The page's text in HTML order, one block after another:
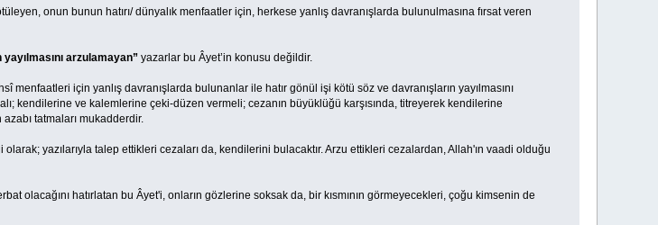
onun bunun hatırı/ dünyalık menfaatler için, herkese yanlış davranışlarda bulunulmasına fırsat veren
arzulamayan” yazarlar bu Âyet’in konusu değildir.
için yanlış davranışlarda bulunanlar ile hatır gönül işi kötü söz ve davranışların yayılmasını
kendilerine ve kalemlerine çeki-düzen vermeli; cezanın büyüklüğü karşısında, titreyerek kendilerine
tatmaları mukadderdir.
yazılarıyla talep ettikleri cezaları da, kendilerini bulacaktır. Arzu ettikleri cezalardan, Allah'ın vaadi olduğu
olacağını hatırlatan bu Âyet'i, onların gözlerine soksak da, bir kısmının görmeyecekleri, çoğu kimsenin de